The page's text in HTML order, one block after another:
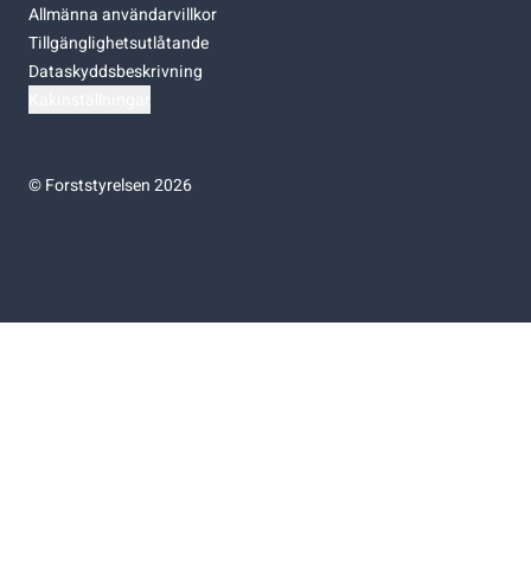
Allmänna användarvillkor
Tillgänglighetsutlåtande
Dataskyddsbeskrivning
©Forststyrelsen 2026